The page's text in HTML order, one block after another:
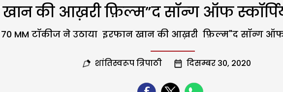
की आख़री फ़िल्म”द सॉन्ग ऑफ
MM टॉकीज ने उठाया इरफान खान की आख़री फ़िल्म"द सॉन्ग ऑफ
शांतिस्वरूप त्रिपाठी दिसम्बर 30, 2020